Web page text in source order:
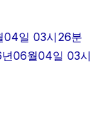
흥신소
04일 03시26분
06월04일 03시